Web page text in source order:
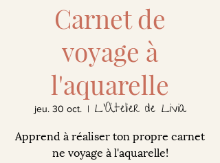
Carnet de
voyage à
l'aquarelle
jeu. 30 oct.
  |
L'Atelier de Livia
Apprend à réaliser ton propre carnet
ne voyage à l'aquarelle!